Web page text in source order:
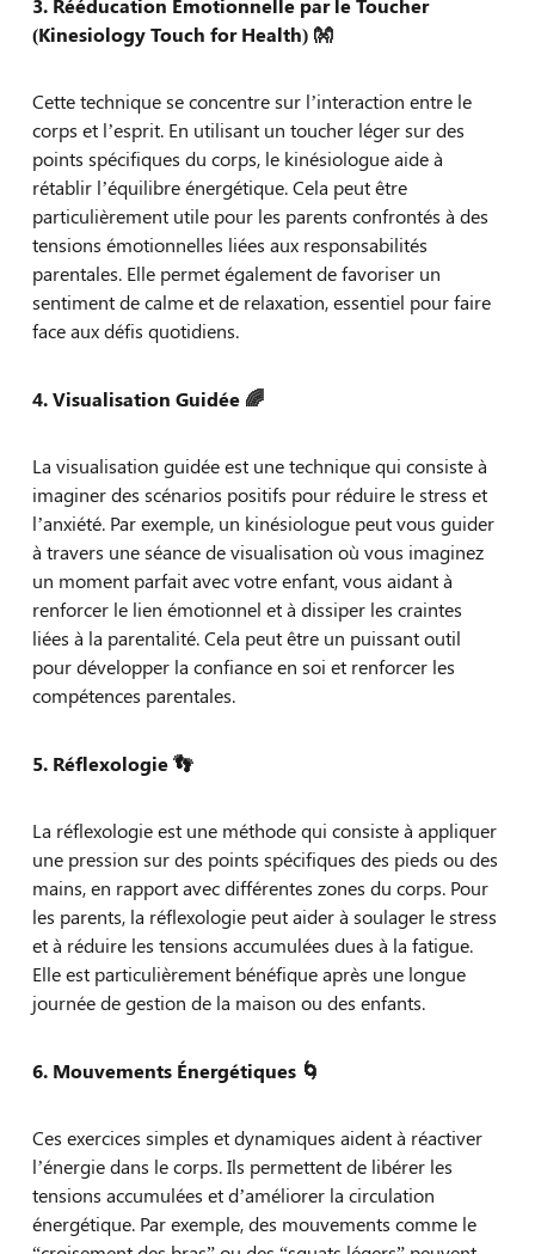
(Kinesiology Touch for Health) 👐
Cette technique se concentre sur l’interaction entre le
corps et l’esprit. En utilisant un toucher léger sur des
points spécifiques du corps, le kinésiologue aide à
rétablir l’équilibre énergétique. Cela peut être
particulièrement utile pour les parents confrontés à des
tensions émotionnelles liées aux responsabilités
parentales. Elle permet également de favoriser un
sentiment de calme et de relaxation, essentiel pour faire
face aux défis quotidiens.
4. Visualisation Guidée 🌈
La visualisation guidée est une technique qui consiste à
imaginer des scénarios positifs pour réduire le stress et
l’anxiété. Par exemple, un kinésiologue peut vous guider
à travers une séance de visualisation où vous imaginez
un moment parfait avec votre enfant, vous aidant à
renforcer le lien émotionnel et à dissiper les craintes
liées à la parentalité. Cela peut être un puissant outil
pour développer la confiance en soi et renforcer les
compétences parentales.
5. Réflexologie👣
La réflexologie est une méthode qui consiste à appliquer
une pression sur des points spécifiques des pieds ou des
mains, en rapport avec différentes zones du corps. Pour
les parents, la réflexologie peut aider à soulager le stress
et à réduire les tensions accumulées dues à la fatigue.
Elle est particulièrement bénéfique après une longue
journée de gestion de la maison ou des enfants.
6. Mouvements Énergétiques 🌀
Ces exercices simples et dynamiques aident à réactiver
l’énergie dans le corps. Ils permettent de libérer les
tensions accumulées et d’améliorer la circulation
énergétique. Par exemple, des mouvements comme le